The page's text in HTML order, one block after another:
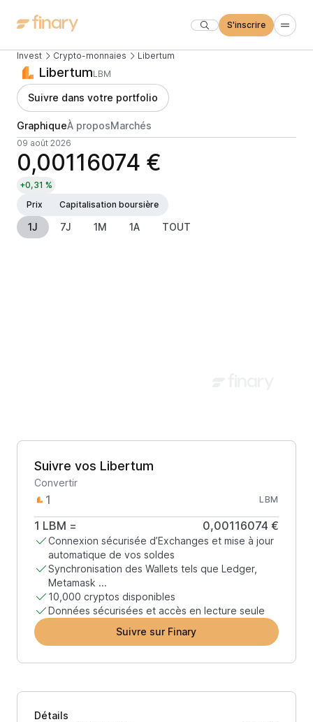
S'inscrire
Invest Crypto-monnaies Libertum
LibertumLBM
Suivre dans votre portfolio
GraphiqueÀ proposMarchés
09 août 2026
0,00116074 €
+0,31 %
Prix
Capitalisation boursière
1J 7J 1M 1A TOUT
Suivre vos Libertum
Convertir
LBM
1 LBM = 0,00116074 €
Connexion sécurisée d’Exchanges et mise à jour
automatique de vos soldes
Synchronisation des Wallets tels que Ledger,
Metamask ...
10,000 cryptos disponibles
Données sécurisées et accès en lecture seule
Suivre sur Finary
Détails